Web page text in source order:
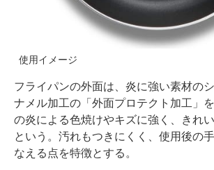
使用イメージ
フライパンの外面は、炎に強い素材の
ナメル加工の「外面プロテクト加工」
の炎による色焼けやキズに強く、きれ
という。汚れもつきにくく、使用後の
なえる点を特徴とする。